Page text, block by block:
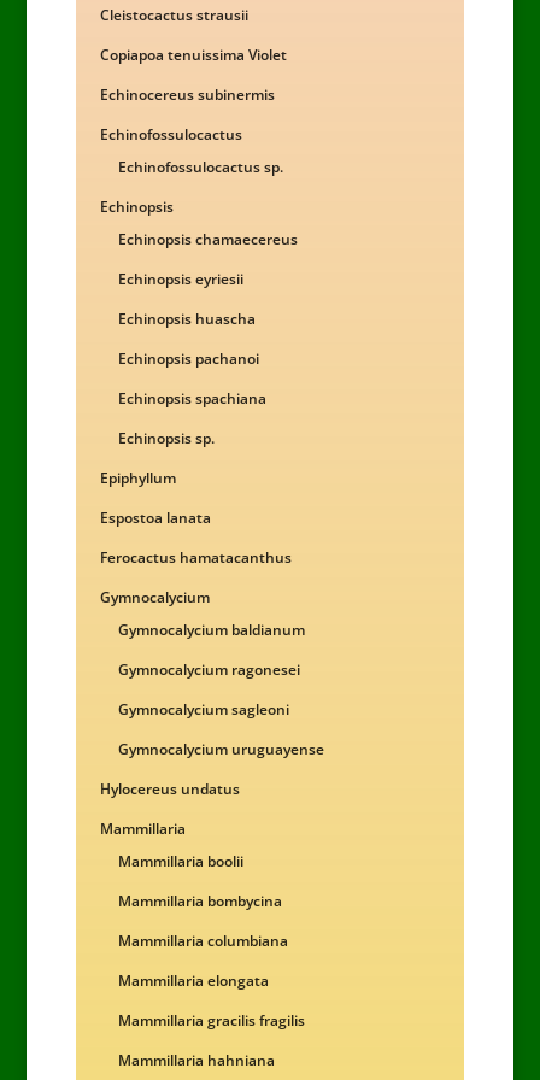
Cleistocactus strausii
Copiapoa tenuissima Violet
Echinocereus subinermis
Echinofossulocactus
Echinofossulocactus sp.
Echinopsis
Echinopsis chamaecereus
Echinopsis eyriesii
Echinopsis huascha
Echinopsis pachanoi
Echinopsis spachiana
Echinopsis sp.
Epiphyllum
Espostoa lanata
Ferocactus hamatacanthus
Gymnocalycium
Gymnocalycium baldianum
Gymnocalycium ragonesei
Gymnocalycium sagleoni
Gymnocalycium uruguayense
Hylocereus undatus
Mammillaria
Mammillaria boolii
Mammillaria bombycina
Mammillaria columbiana
Mammillaria elongata
Mammillaria gracilis fragilis
Mammillaria hahniana